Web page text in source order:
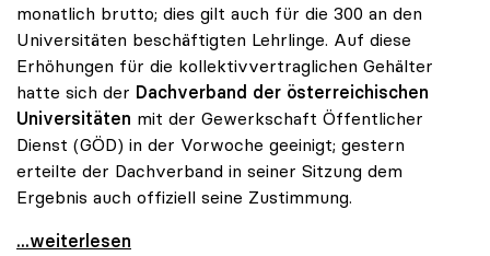
monatlich brutto; dies gilt auch für die 300 an den
Universitäten beschäftigten Lehrlinge. Auf diese
Erhöhungen für die kollektivvertraglichen Gehälter
hatte sich der Dachverband der österreichischen
Universitäten mit der Gewerkschaft Öffentlicher
Dienst (GÖD) in der Vorwoche geeinigt; gestern
erteilte der Dachverband in seiner Sitzung dem
Ergebnis auch offiziell seine Zustimmung.
KV-Verhandlungen: Gehälter steigen um mindestens
...weiterlesen